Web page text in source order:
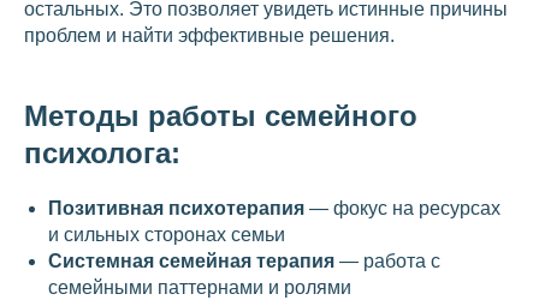
остальных. Это позволяет увидеть истинные причины
проблем и найти эффективные решения.
Методы работы семейного
психолога:
Позитивная психотерапия — фокус на ресурсах
и сильных сторонах семьи
Системная семейная терапия — работа с
семейными паттернами и ролями